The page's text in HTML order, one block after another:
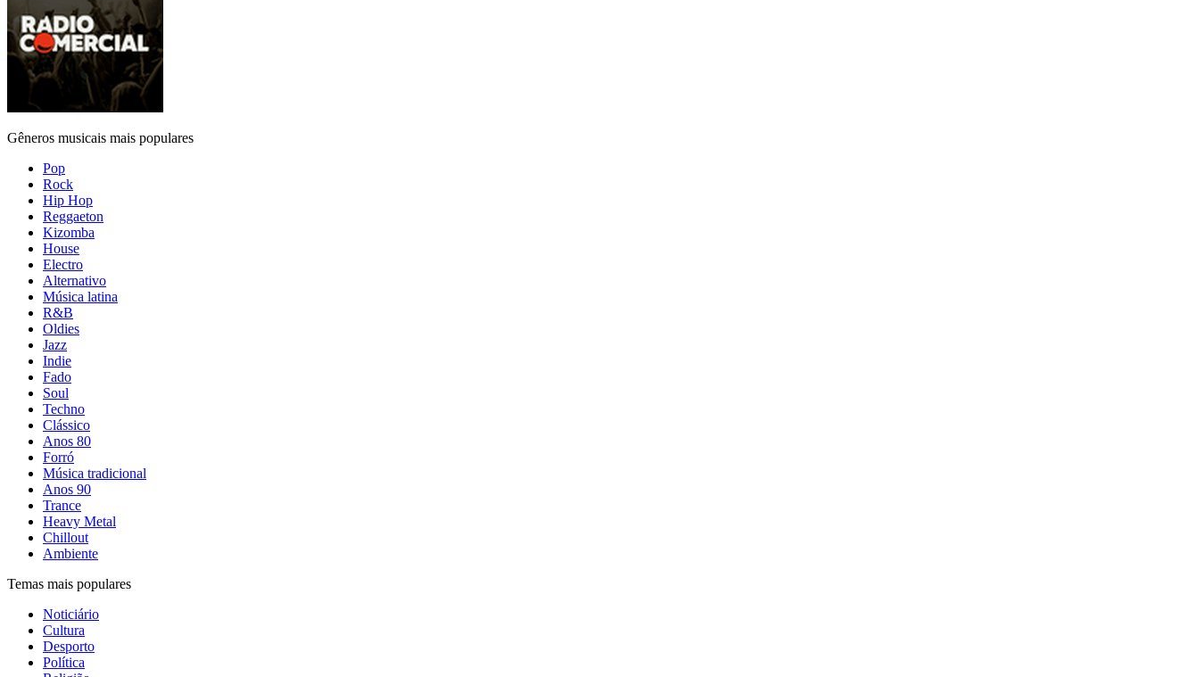
Gêneros musicais mais populares
Pop
Rock
Hip Hop
Reggaeton
Kizomba
House
Electro
Alternativo
Música latina
R&B
Oldies
Jazz
Indie
Fado
Soul
Techno
Clássico
Anos 80
Forró
Música tradicional
Anos 90
Trance
Heavy Metal
Chillout
Ambiente
Temas mais populares
Noticiário
Cultura
Desporto
Política